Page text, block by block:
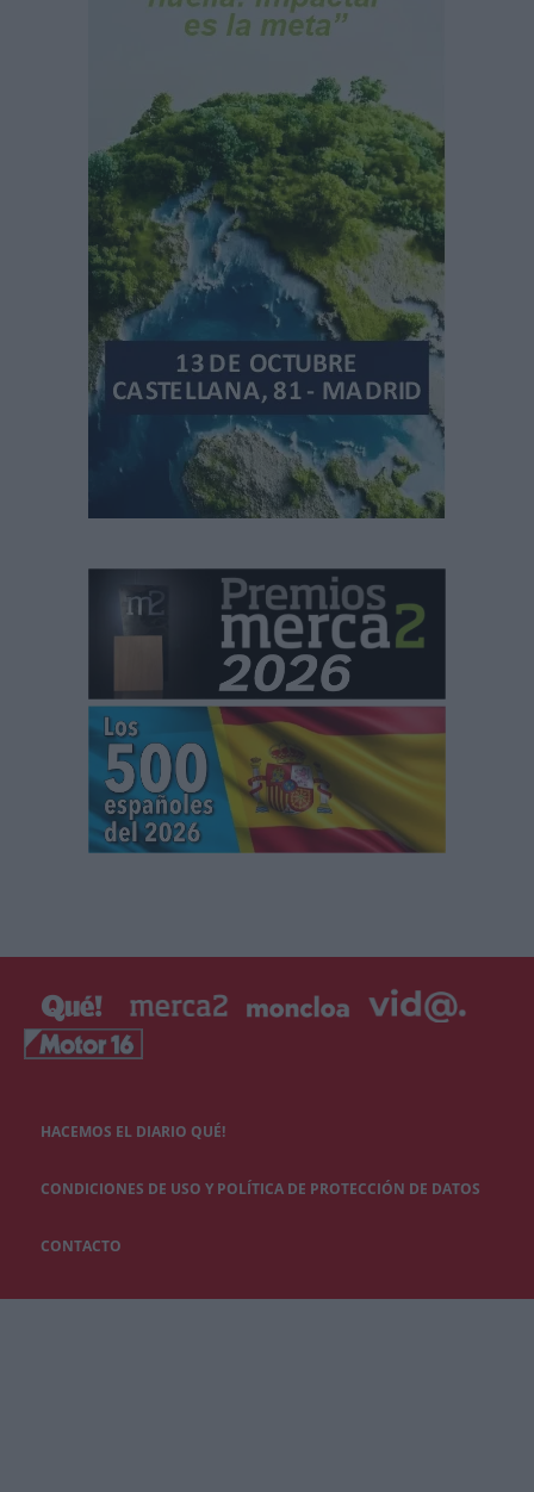
HACEMOS EL DIARIO QUÉ!
CONDICIONES DE USO Y POLÍTICA DE PROTECCIÓN DE DATOS
CONTACTO